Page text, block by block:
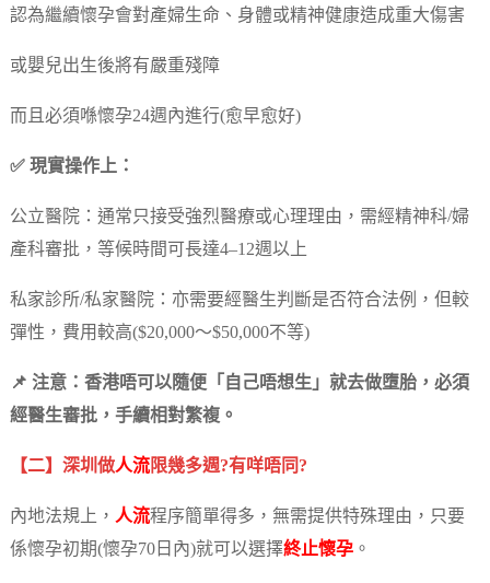
認為繼續懷孕會對產婦生命、身體或精神健康造成重大傷害
或嬰兒出生後將有嚴重殘障
而且必須喺懷孕24週內進行(愈早愈好)
✅ 現實操作上：
公立醫院：通常只接受強烈醫療或心理理由，需經精神科/婦
產科審批，等候時間可長達4–12週以上
私家診所/私家醫院：亦需要經醫生判斷是否符合法例，但較
彈性，費用較高($20,000～$50,000不等)
📌 注意：香港唔可以隨便「自己唔想生」就去做墮胎，必須
經醫生審批，手續相對繁複。
【二】深圳做人流限幾多週?有咩唔同?
內地法規上， 人流程序簡單得多，無需提供特殊理由，只要
係懷孕初期(懷孕70日內)就可以選擇終止懷孕。